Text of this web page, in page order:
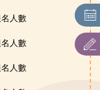
人數
人數
人數